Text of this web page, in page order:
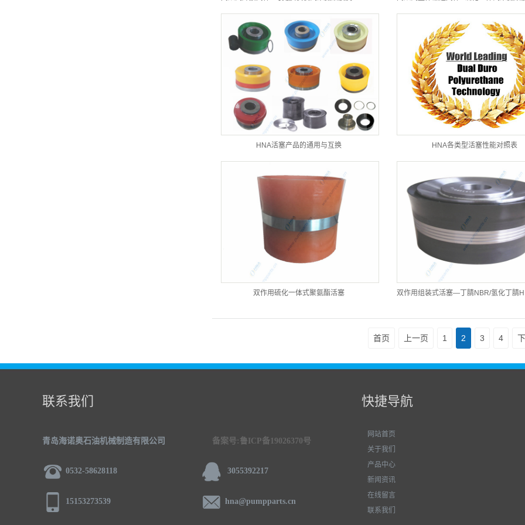
HNA活塞产品的通用与互换 HNA各类型活塞性能对照表
双作用硫化一体式聚氨酯活塞
首页 上一页 1 2 3 4
联系我们
青岛海诺奥石油机械制造有限公司 备案号:鲁ICP备19026370号
0532-58628118 3055392217
15153273539 hna@pumpparts.cn
快捷导航
网站首页
关于我们
产品中心
新闻资讯
在线留言
联系我们